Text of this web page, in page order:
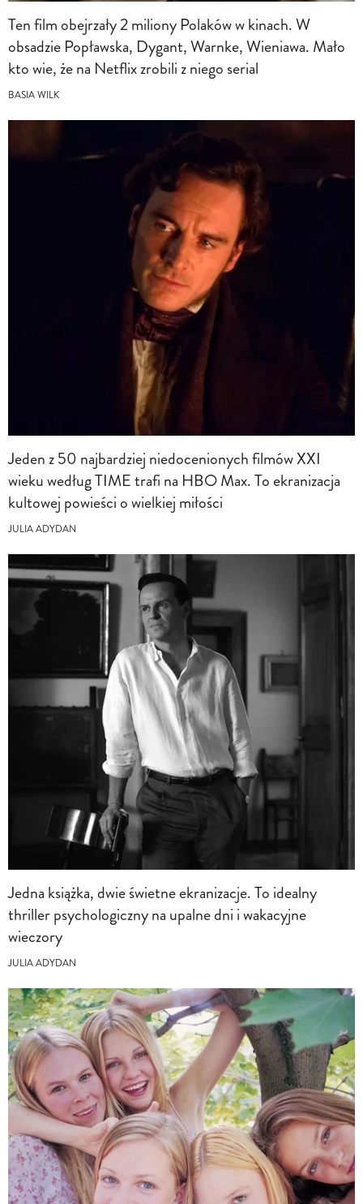
Ten film obejrzały 2 miliony Polaków w kinach. W
obsadzie Popławska, Dygant, Warnke, Wieniawa. Mało
kto wie, że na Netflix zrobili z niego serial
BASIA WILK
Jeden z 50 najbardziej niedocenionych filmów XXI
wieku według TIME trafi na HBO Max. To ekranizacja
kultowej powieści o wielkiej miłości
JULIA ADYDAN
Jedna książka, dwie świetne ekranizacje. To idealny
thriller psychologiczny na upalne dni i wakacyjne
wieczory
JULIA ADYDAN